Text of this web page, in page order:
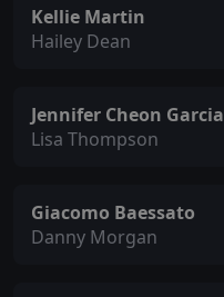
Kellie Martin
Hailey Dean
Jennifer Cheon Garcia
Lisa Thompson
Giacomo Baessato
Danny Morgan